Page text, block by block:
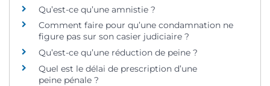
Qu’est-ce qu’une amnistie ?
Comment faire pour qu’une condamnation ne
figure pas sur son casier judiciaire ?
Qu’est-ce qu’une réduction de peine ?
Quel est le délai de prescription d’une
peine pénale ?